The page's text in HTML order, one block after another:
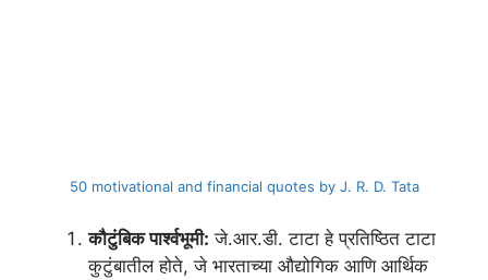
50 motivational and financial quotes by J. R. D. Tata
कौटुंबिक पार्श्वभूमी: जे.आर.डी. टाटा हे प्रतिष्ठित टाटा
कुटुंबातील होते, जे भारताच्या औद्योगिक आणि आर्थिक